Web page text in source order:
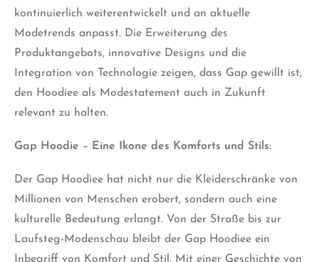
kontinuierlich weiterentwickelt und an aktuelle
Modetrends anpasst. Die Erweiterung des
Produktangebots, innovative Designs und die
Integration von Technologie zeigen, dass Gap gewillt ist,
den Hoodiee als Modestatement auch in Zukunft
relevant zu halten.
Gap Hoodie – Eine Ikone des Komforts und Stils:
Der Gap Hoodiee hat nicht nur die Kleiderschränke von
Millionen von Menschen erobert, sondern auch eine
kulturelle Bedeutung erlangt. Von der Straße bis zur
Laufsteg-Modenschau bleibt der Gap Hoodiee ein
Inbegriff von Komfort und Stil. Mit einer Geschichte von